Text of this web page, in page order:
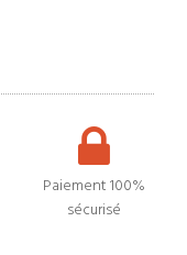
Paiement 100%
sécurisé